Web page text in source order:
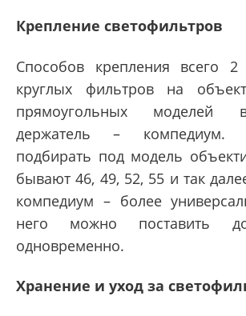
Крепление светофильтров
Способов крепления всего
круглых фильтров на
прямоугольных моделей
держатель – компедиум.
подбирать под модель
бывают 46, 49, 52, 55 и так
компедиум – более
него можно поставить
одновременно.
Хранение и уход за